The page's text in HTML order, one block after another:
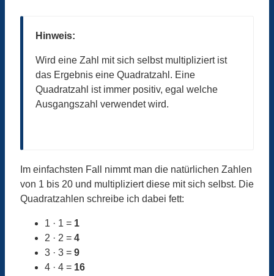
Hinweis:
Wird eine Zahl mit sich selbst multipliziert ist
das Ergebnis eine Quadratzahl. Eine
Quadratzahl ist immer positiv, egal welche
Ausgangszahl verwendet wird.
Im einfachsten Fall nimmt man die natürlichen Zahlen
von 1 bis 20 und multipliziert diese mit sich selbst. Die
Quadratzahlen schreibe ich dabei fett:
1 · 1 = 1
2 · 2 = 4
3 · 3 = 9
4 · 4 = 16